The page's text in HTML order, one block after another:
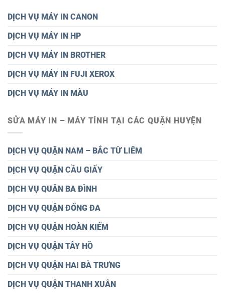
DỊCH VỤ MÁY IN CANON
DỊCH VỤ MÁY IN HP
DỊCH VỤ MÁY IN BROTHER
DỊCH VỤ MÁY IN FUJI XEROX
DỊCH VỤ MÁY IN MÀU
SỬA MÁY IN – MÁY TÍNH TẠI CÁC QUẬN HUYỆN
DỊCH VỤ QUẬN NAM – BẮC TỪ LIÊM
DỊCH VỤ QUẬN CẦU GIẤY
DỊCH VỤ QUÂN BA ĐÌNH
DỊCH VỤ QUẬN ĐỐNG ĐA
DỊCH VỤ QUẬN HOÀN KIẾM
DỊCH VỤ QUẬN TÂY HỒ
DỊCH VỤ QUẬN HAI BÀ TRƯNG
DỊCH VỤ QUẬN THANH XUÂN